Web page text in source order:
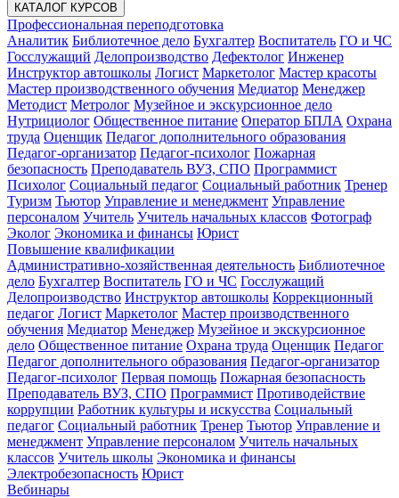
КАТАЛОГ КУРСОВ
Профессиональная переподготовка
Аналитик Библиотечное дело Бухгалтер Воспитатель ГО и ЧС
Госслужащий Делопроизводство Дефектолог Инженер
Инструктор автошколы Логист Маркетолог Мастер красоты
Мастер производственного обучения Медиатор Менеджер
Методист Метролог Музейное и экскурсионное дело
Нутрициолог Общественное питание Оператор БПЛА Охрана
труда Оценщик Педагог дополнительного образования
Педагог-организатор Педагог-психолог Пожарная
безопасность Преподаватель ВУЗ, СПО Программист
Психолог Социальный педагог Социальный работник Тренер
Туризм Тьютор Управление и менеджмент Управление
персоналом Учитель Учитель начальных классов Фотограф
Эколог Экономика и финансы Юрист
Повышение квалификации
Административно-хозяйственная деятельность Библиотечное
дело Бухгалтер Воспитатель ГО и ЧС Госслужащий
Делопроизводство Инструктор автошколы Коррекционный
педагог Логист Маркетолог Мастер производственного
обучения Медиатор Менеджер Музейное и экскурсионное
дело Общественное питание Охрана труда Оценщик Педагог
Педагог дополнительного образования Педагог-организатор
Педагог-психолог Первая помощь Пожарная безопасность
Преподаватель ВУЗ, СПО Программист Противодействие
коррупции Работник культуры и искусства Социальный
педагог Социальный работник Тренер Тьютор Управление и
менеджмент Управление персоналом Учитель начальных
классов Учитель школы Экономика и финансы
Электробезопасность Юрист
Вебинары